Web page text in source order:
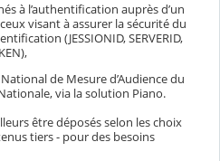
à l’authentification auprès d’un
visant à assurer la sécurité du
(JESSIONID, SERVERID,
de Mesure d’Audience du
via la solution Piano.
être déposés selon les choix
tiers - pour des besoins